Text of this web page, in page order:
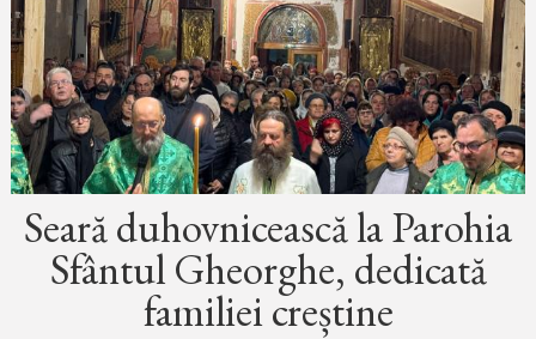
Seară duhovnicească la Parohia
Sfântul Gheorghe, dedicată
familiei creștine